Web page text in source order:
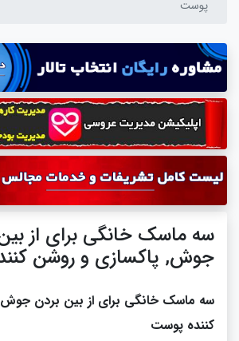
پوست
سه ماسک خانگی برای از
جوش, پاکسازی و روشن
سه ماسک خانگی برای از بین بردن
کننده پوست